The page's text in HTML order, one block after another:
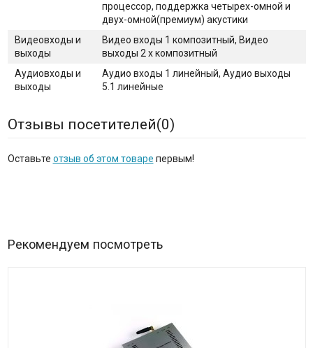
процессор, поддержка четырех-омной и
двух-омной(премиум) акустики
Видеовходы и
выходы
Видео входы 1 композитный, Видео
выходы 2 х композитный
Аудиовходы и
выходы
Аудио входы 1 линейный, Аудио выходы
5.1 линейные
Отзывы посетителей(0)
Оставьте отзыв об этом товаре первым!
Рекомендуем посмотреть